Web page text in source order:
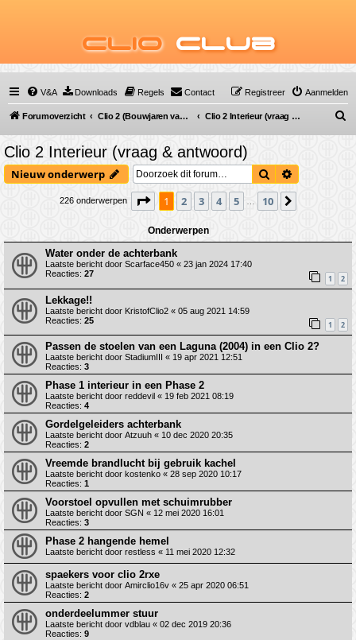
Clio Club
V&A Downloads Regels Contact Aanmelden
Registreer
Forumoverzicht Clio 2 (Bouwjaren van 1998 tot 2009) Clio 2 Interieur (vraag & antwoord)
o
Clio 2 Interieur (vraag & antwoord)
Nieuw onderwerp Zoek
226 onderwerpen Pagina van10
1 2 3 4 5 10
Onderwerpen
Water onder de achterbank
Laatste bericht door Scarface450 « 23 jan 2024 17:40
Reacties: 27 1 2
Lekkage!!
Laatste bericht door KristofClio2 « 05 aug 2021 14:59
Reacties: 25 1 2
Passen de stoelen van een Laguna (2004) in een Clio 2?
Laatste bericht door StadiumIII « 19 apr 2021 12:51
Reacties: 3
Phase 1 interieur in een Phase 2
Laatste bericht door reddevil « 19 feb 2021 08:19
Reacties: 4
Gordelgeleiders achterbank
Laatste bericht door Atzuuh « 10 dec 2020 20:35
Reacties: 2
Vreemde brandlucht bij gebruik kachel
Laatste bericht door kostenko « 28 sep 2020 10:17
Reacties: 1
Voorstoel opvullen met schuimrubber
Laatste bericht door SGN « 12 mei 2020 16:01
Reacties: 3
Phase 2 hangende hemel
Laatste bericht door restless « 11 mei 2020 12:32
spaekers voor clio 2rxe
Laatste bericht door Amirclio16v « 25 apr 2020 06:51
Reacties: 2
onderdeelummer stuur
Laatste bericht door vdblau « 02 dec 2019 20:36
Reacties: 9